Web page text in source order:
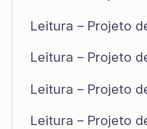
Leitura – Projeto
Leitura – Projeto
Leitura – Projeto
Leitura – Projeto